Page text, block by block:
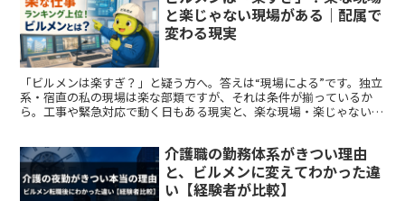
と楽じゃない現場がある｜配属で
変わる現実
「ビルメンは楽すぎ？」と疑う方へ。答えは“現場による”です。独立
系・宿直の私の現場は楽な部類ですが、それは条件が揃っているか
ら。工事や緊急対応で動く日もある現実と、楽な現場・楽じゃない現
介護職の勤務体系がきつい理由
と、ビルメンに変えてわかった違
い【経験者が比較】